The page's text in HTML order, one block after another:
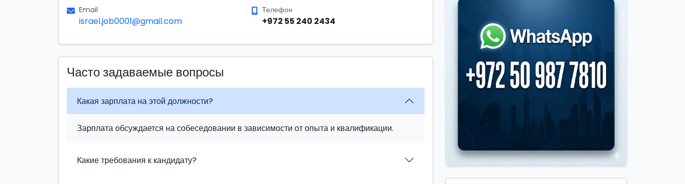
Email
israel.job0001@gmail.com
Телефон
+972 55 240 2434
Часто задаваемые вопросы
Какая зарплата на этой должности?
Зарплата обсуждается на собеседовании в зависимости от опыта и квалификации.
Какие требования к кандидату?